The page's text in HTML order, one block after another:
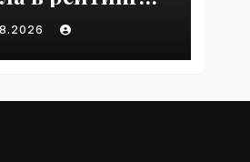
ИТ-
России» |